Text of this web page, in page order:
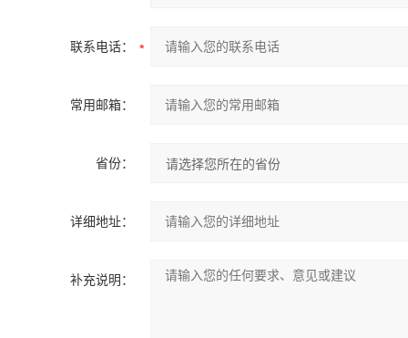
联系电话：
常用邮箱：
省份：
详细地址：
补充说明：